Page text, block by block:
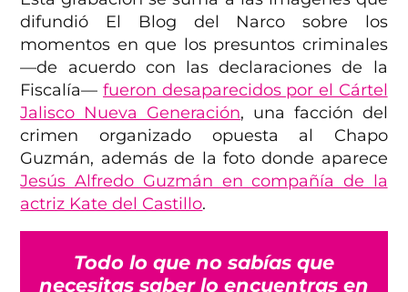
difundió El Blog del Narco sobre los
momentos en que los presuntos criminales
—de acuerdo con las declaraciones de la
Fiscalía—fueron desaparecidos por el Cártel
Jalisco Nueva Generación, una facción del
crimen organizado opuesta al Chapo
Guzmán, además de la foto donde aparece
Jesús Alfredo Guzmán en compañía de la
actriz Kate del Castillo.
Todo lo que no sabías que
necesitas saber lo encuentras en